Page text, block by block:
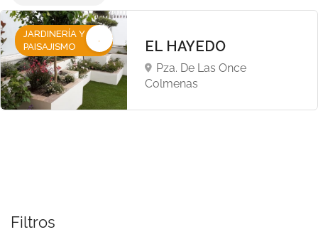
JARDINERÍA Y
PAISAJISMO
EL HAYEDO
Pza. De Las Once
Colmenas
Filtros